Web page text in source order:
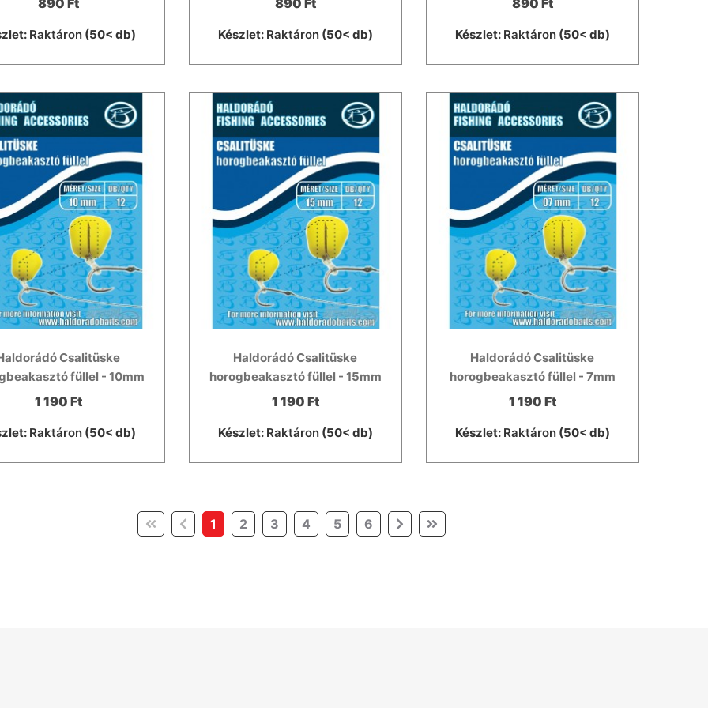
890 Ft
Raktáron(50< db)
890 Ft
Készlet: Raktáron(50< db)
890 Ft
Készlet: Raktáron(50< db)
Csalitüske
füllel - 10mm
1 190 Ft
Raktáron(50< db)
Haldorádó Csalitüske
horogbeakasztó füllel - 15mm
1 190 Ft
Készlet: Raktáron(50< db)
Haldorádó Csalitüske
horogbeakasztó füllel - 7mm
1 190 Ft
Készlet: Raktáron(50< db)
1 (current)
2 3 4 5 6